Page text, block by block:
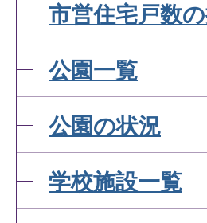
市営住宅戸数
公園一覧
公園の状況
学校施設一覧